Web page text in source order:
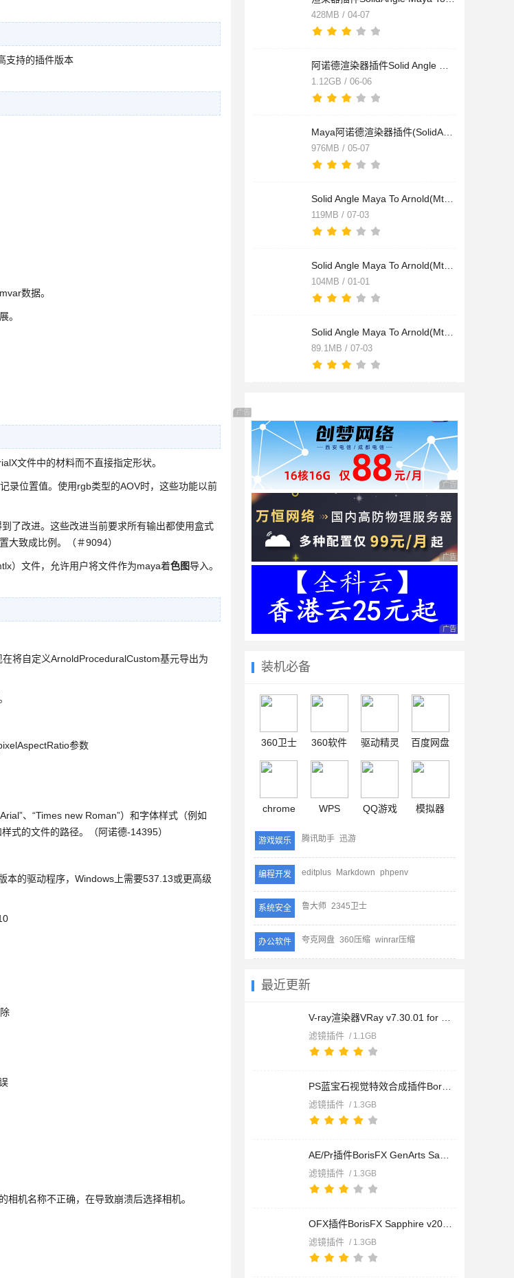
428MB / 04-07
1.12GB / 06-06
976MB / 05-07
119MB / 07-03
104MB / 01-01
89.1MB / 07-03
广告 商业广告，理性选择
广告 商业广告，理性
广告 商业广告，理性
广告 商业广告，理性
装机必备
360卫士 360软件 驱动精灵 百度网盘
chrome WPS QQ游戏 模拟器
游戏娱乐 腾讯助手 迅游
编程开发 editplus Markdown phpenv
系统安全 鲁大师 2345卫士
办公软件 夸克网盘 360压缩 winrar压缩
最近更新
滤镜插件 / 1.1GB
滤镜插件 / 1.3GB
滤镜插件 / 1.3GB
滤镜插件 / 1.3GB
支持的插件版本
数据。
。
文件中的材料而不直接指定形状。
录位置值。使用rgb类型的AOV时，这些功能以前
了改进。这些改进当前要求所有输出都使用盒式
大致成比例。（＃9094）
）文件，允许用户将文件作为maya着色图导入。
将自定义ArnoldProceduralCustom基元导出为
参数
、“Times new Roman”）和字体样式（例如
式的文件的路径。（阿诺德-14395）
本的驱动程序，Windows上需要537.13或更高级
相机名称不正确，在导致崩溃后选择相机。